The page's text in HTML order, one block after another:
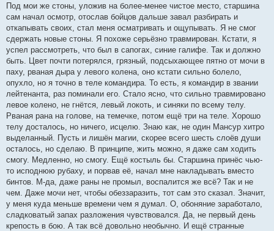
Под мои же стоны, уложив на более-менее чистое место, старшина
сам начал осмотр, отослав бойцов дальше завал разбирать и
откапывать своих, стал меня осматривать и ощупывать. Я не смог
сдержать новые стоны. Я похоже серьёзно травмирован. Кстати, я
успел рассмотреть, что был в сапогах, синие галифе. Так и должно
быть. Цвет почти потерялся, грязный, подсыхающее пятно от мочи в
паху, рваная дыра у левого колена, оно кстати сильно болело,
опухло, но я точно в теле командира. То есть, я командир в звании
лейтенанта, раз поминали его. Стало ясно, что сильно травмировано
левое колено, не гнётся, левый локоть, и синяки по всему телу.
Рваная рана на голове, на темечке, потом ещё три на теле. Хорошо
телу досталось, но ничего, исцелю. Знаю как, не один Мансур хитро
выделанный. Пусть и лишён магии, скорее всего шесть слоёв души
осталось, но сделаю. В принципе, жить можно, я даже сам ходить
смогу. Медленно, но смогу. Ещё костыль бы. Старшина принёс чью-
то исподнюю рубаху, и порвав её, начал мне накладывать вместо
бинтов. М-да, даже раны не промыл, воспалится же всё? Так и не
чем. Даже мочи нет, чтобы обеззаразить, тот сам это сказал. Значит,
у меня куда меньше времени чем я думал. О, обоняние заработало,
сладковатый запах разложения чувствовался. Да, не первый день
крепость в бою. А так всё довольно необычно. И ещё странные